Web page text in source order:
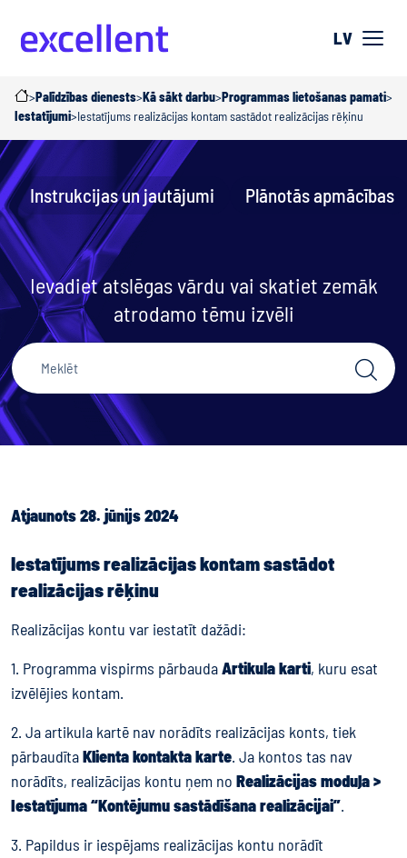
LV
>Palīdzības dienests>Kā sākt darbu>Programmas lietošanas pamati>
Iestatījumi>Iestatījums realizācijas kontam sastādot realizācijas rēķinu
Instrukcijas un jautājumi Plānotās apmācības
Ievadiet atslēgas vārdu vai skatiet zemāk
atrodamo tēmu izvēli
Atjaunots 28. jūnijs 2024
Iestatījums realizācijas kontam sastādot
realizācijas rēķinu
Realizācijas kontu var iestatīt dažādi:
1. Programma vispirms pārbaudaArtikula karti, kuru esat
izvēlējies kontam.
2. Ja artikula kartē nav norādīts realizācijas konts, tiek
pārbaudītaKlienta kontakta karte. Ja kontos tas nav
norādīts, realizācijas kontu ņem no Realizācijas moduļa >
Iestatījuma “Kontējumu sastādīšana realizācijai”.
3. Papildus ir iespējams realizācijas kontu norādīt